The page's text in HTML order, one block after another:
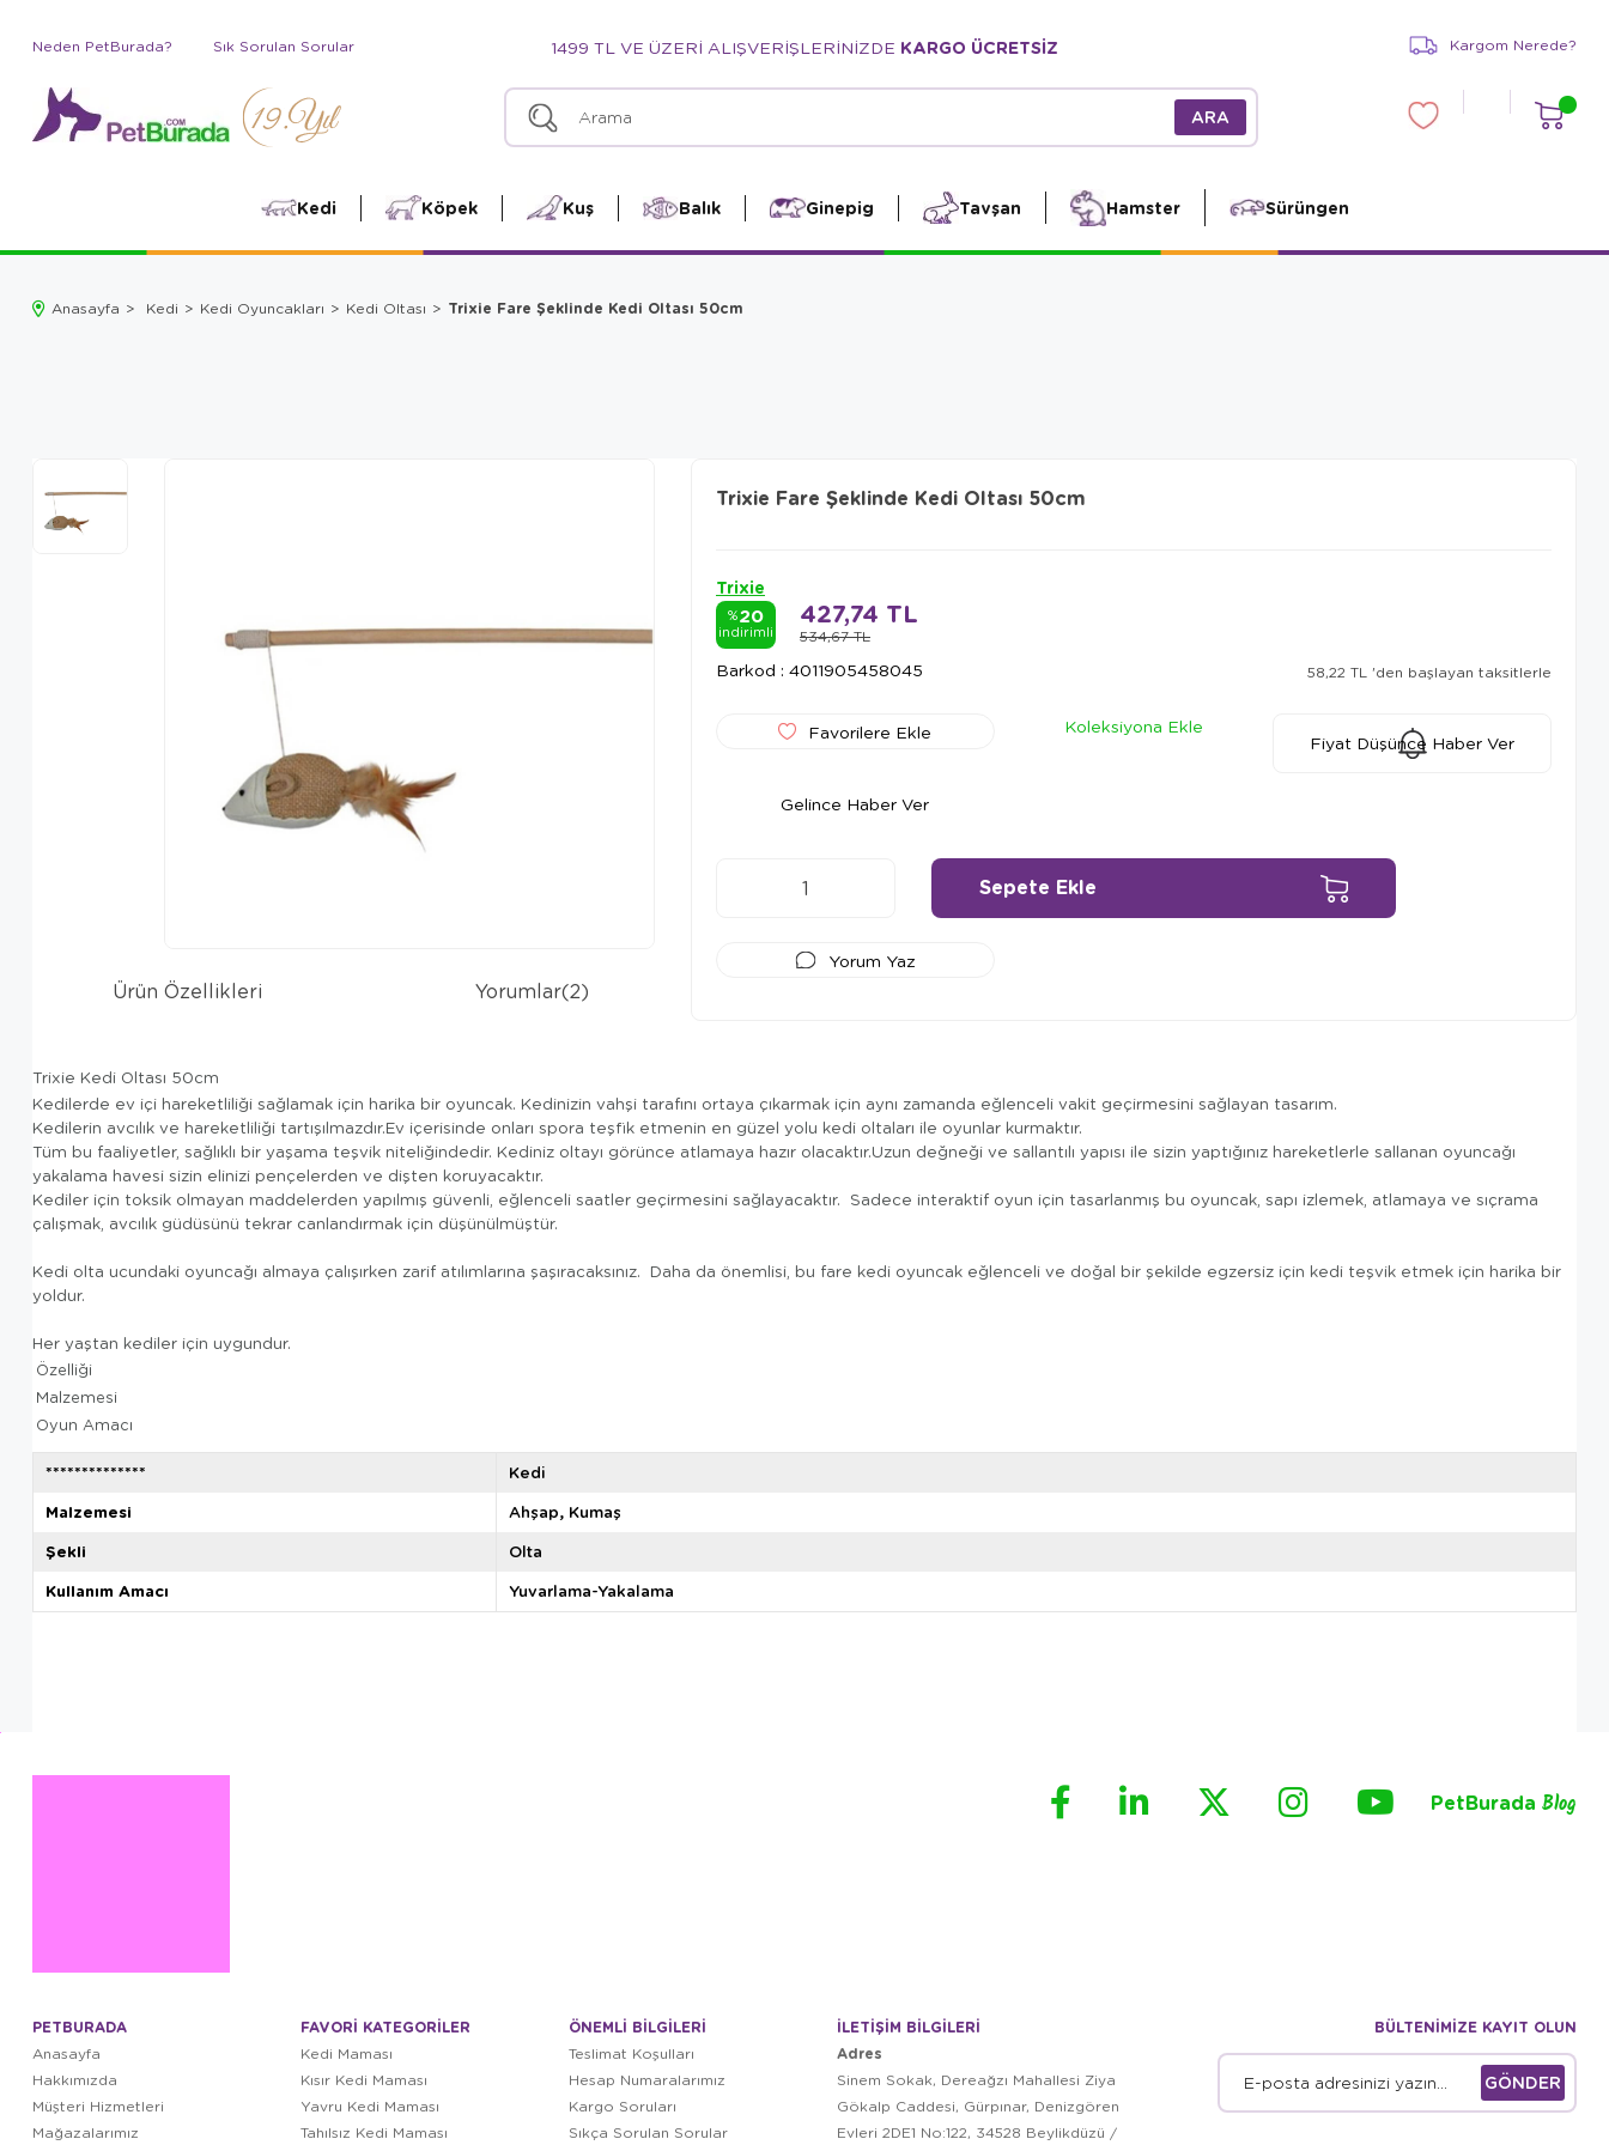
Neden PetBurada? Sık Sorulan Sorular 1499 TL VE ÜZERİ ALIŞVERİŞLERİNİZDE KARGO ÜCRETSİZ Kargom Nerede?
Kedi Köpek Kuş Balık Ginepig Tavşan Hamster Sürüngen
Anasayfa Kedi Kedi Oyuncakları Kedi Oltası Trixie Fare Şeklinde Kedi Oltası 50cm
Trixie Fare Şeklinde Kedi Oltası 50cm
Trixie
%20
indirimli 534,67 TL
427,74 TL
Barkod : 4011905458045 58,22 TL 'den başlayan taksitlerle
Favorilere Ekle
Koleksiyona Ekle
Fiyat Düşünce Haber Ver
Gelince Haber Ver
Yorum Yaz
Ürün Özellikleri Yorumlar(2)
Trixie Kedi Oltası 50cm
Kedilerde ev içi hareketliliği sağlamak için harika bir oyuncak. Kedinizin vahşi tarafını ortaya çıkarmak için aynı zamanda eğlenceli vakit geçirmesini sağlayan tasarım.
Kedilerin avcılık ve hareketliliği tartışılmazdır.Ev içerisinde onları spora teşfik etmenin en güzel yolu kedi oltaları ile oyunlar kurmaktır.
Tüm bu faaliyetler, sağlıklı bir yaşama teşvik niteliğindedir. Kediniz oltayı görünce atlamaya hazır olacaktır.Uzun değneği ve sallantılı yapısı ile sizin yaptığınız hareketlerle sallanan oyuncağı
yakalama havesi sizin elinizi pençelerden ve dişten koruyacaktır.
Kediler için toksik olmayan maddelerden yapılmış güvenli, eğlenceli saatler geçirmesini sağlayacaktır. Sadece interaktif oyun için tasarlanmış bu oyuncak, sapı izlemek, atlamaya ve sıçrama
çalışmak, avcılık güdüsünü tekrar canlandırmak için düşünülmüştür.
Kedi olta ucundaki oyuncağı almaya çalışırken zarif atılımlarına şaşıracaksınız. Daha da önemlisi, bu fare kedi oyuncak eğlenceli ve doğal bir şekilde egzersiz için kedi teşvik etmek için harika bir
yoldur.
Her yaştan kediler için uygundur.
Özelliği
Malzemesi
Oyun Amacı
**************
Kedi
Malzemesi
Ahşap Kumaş
Şekli
Olta
Kullanım Amacı
Yuvarlama-Yakalama
PetBurada Blog
PETBURADA
Anasayfa
Hakkımızda
Müşteri Hizmetleri
Mağazalarımız
FAVORİ KATEGORİLER
Kedi Maması
Kısır Kedi Maması
Yavru Kedi Maması
Tahılsız Kedi Maması
ÖNEMLİ BİLGİLERİ
Teslimat Koşulları
Hesap Numaralarımız
Kargo Soruları
Sıkça Sorulan Sorular
İLETİŞİM BİLGİLERİ
Adres
Sinem Sokak, Dereağzı Mahallesi Ziya
Gökalp Caddesi, Gürpınar, Denizgören
Evleri 2DE1 No:122, 34528 Beylikdüzü /
BÜLTENİMİZE KAYIT OLUN
GÖNDER